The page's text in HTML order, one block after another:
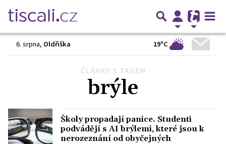
6. srpna, Oldřiška 19°C
ČLÁNKY S TAGEM
brýle
Školy propadají panice. Studenti
podvádějí s AI brýlemi, které jsou k
nerozeznání od obyčejných